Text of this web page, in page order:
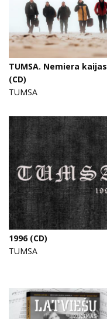
TUMSA. Nemiera kaijas
(CD)
TUMSA
1996 (CD)
TUMSA